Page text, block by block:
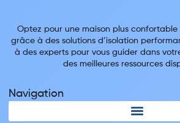
Optez pour une maison plus
grâce à des solutions d’isolation
à des experts pour vous guider dans
des meilleures ressources
Navigation